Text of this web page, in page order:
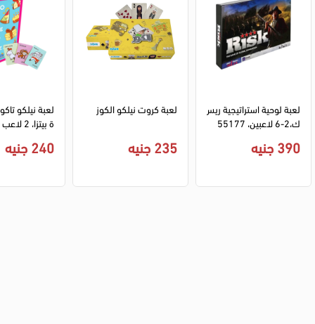
لعبة لوحية استراتيجية ريس
ك،2-6 لاعبين، 55177
390 جنيه
لعبة كروت نيلكو الكوز
235 جنيه
لعبة نيلكو
ة بيتزا، 2 لاعب لـ 8 لاعبين
240 جنيه